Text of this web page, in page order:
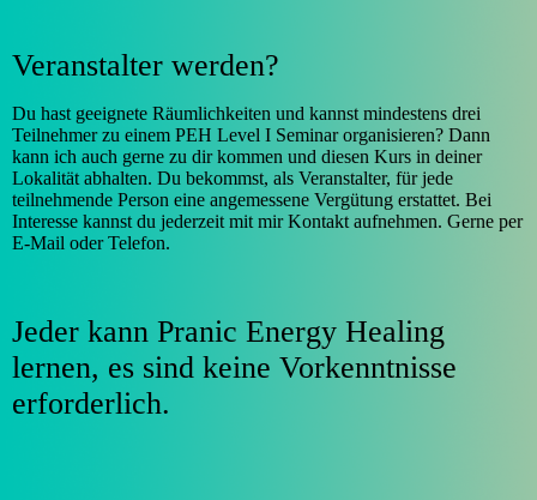
Veranstalter werden?
Du hast geeignete Räumlichkeiten und kannst mindestens drei
Teilnehmer zu einem PEH Level I Seminar organisieren? Dann
kann ich auch gerne zu dir kommen und diesen Kurs in deiner
Lokalität abhalten. Du bekommst, als Veranstalter, für jede
teilnehmende Person eine angemessene Vergütung erstattet. Bei
Interesse kannst du jederzeit mit mir Kontakt aufnehmen. Gerne per
E-Mail oder Telefon.
Jeder kann Pranic Energy Healing
lernen, es sind keine Vorkenntnisse
erforderlich.